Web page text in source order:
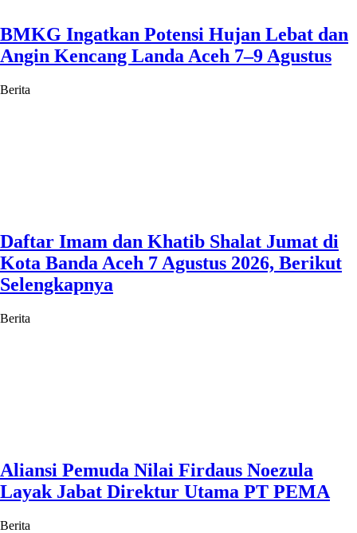
BMKG Ingatkan Potensi Hujan Lebat dan
Angin Kencang Landa Aceh 7–9 Agustus
Berita
Daftar Imam dan Khatib Shalat Jumat di
Kota Banda Aceh 7 Agustus 2026, Berikut
Selengkapnya
Berita
Aliansi Pemuda Nilai Firdaus Noezula
Layak Jabat Direktur Utama PT PEMA
Berita